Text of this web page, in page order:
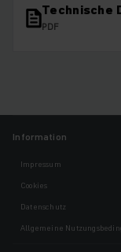
Technische
PDF
Information
Impressum
Cookies
Datenschutz
Allgemeine